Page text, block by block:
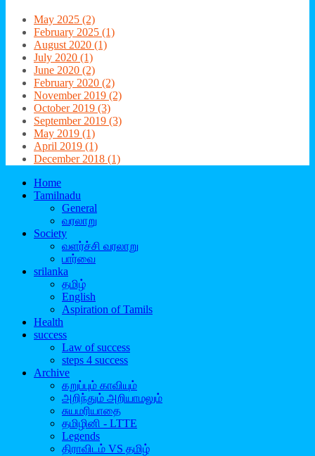
May 2025 (2)
February 2025 (1)
August 2020 (1)
July 2020 (1)
June 2020 (2)
February 2020 (2)
November 2019 (2)
October 2019 (3)
September 2019 (3)
May 2019 (1)
April 2019 (1)
December 2018 (1)
Home
Tamilnadu
General
வரலாறு
Society
வளர்ச்சி வரலாறு
பார்வை
srilanka
தமிழ்
English
Aspiration of Tamils
Health
success
Law of success
steps 4 success
Archive
கறுப்பும் காவியும்
அறிந்தும் அறியாமலும்
சுயமரியாதை
தமிழினி - LTTE
Legends
திராவிடம் VS தமிழ்